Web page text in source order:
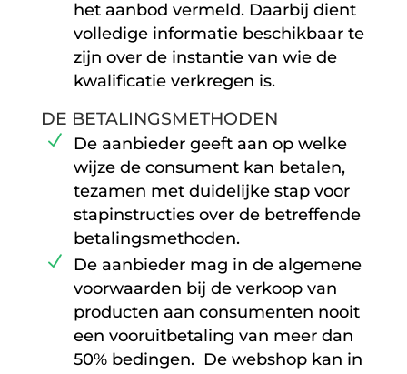
het aanbod vermeld. Daarbij dient
volledige informatie beschikbaar te
zijn over de instantie van wie de
kwalificatie verkregen is.
DE BETALINGSMETHODEN
De aanbieder geeft aan op welke
wijze de consument kan betalen,
tezamen met duidelijke stap voor
stapinstructies over de betreffende
betalingsmethoden.
De aanbieder mag in de algemene
voorwaarden bij de verkoop van
producten aan consumenten nooit
een vooruitbetaling van meer dan
50% bedingen. De webshop kan in